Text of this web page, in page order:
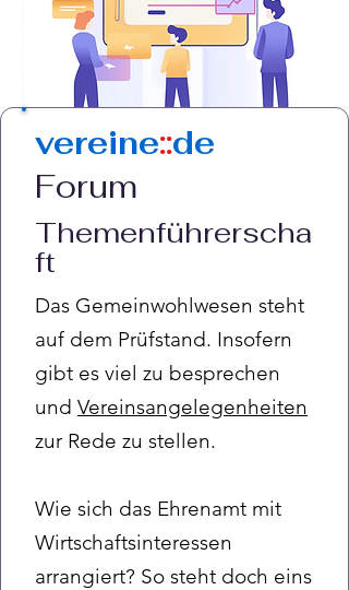
vereine::de
Forum
Themenführerscha
ft
Das Gemeinwohlwesen steht
auf dem Prüfstand. Insofern
gibt es viel zu besprechen
und Vereinsangelegenheiten
zur Rede zu stellen.
Wie sich das Ehrenamt mit
Wirtschaftsinteressen
arrangiert? So steht doch eins